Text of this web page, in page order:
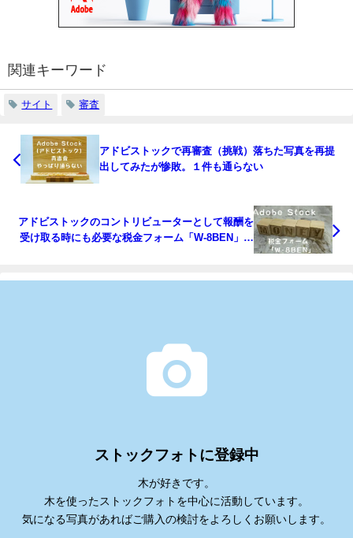
関連キーワード
サイト 審査
アドビストックで再審査（挑戦）落ちた写真を再提
出してみたが惨敗。１件も通らない
アドビストックのコントリビューターとして報酬を
受け取る時にも必要な税金フォーム「W-8BEN」の
ストックフォトに登録中
木が好きです。
木を使ったストックフォトを中心に活動しています。
気になる写真があればご購入の検討をよろしくお願いします。